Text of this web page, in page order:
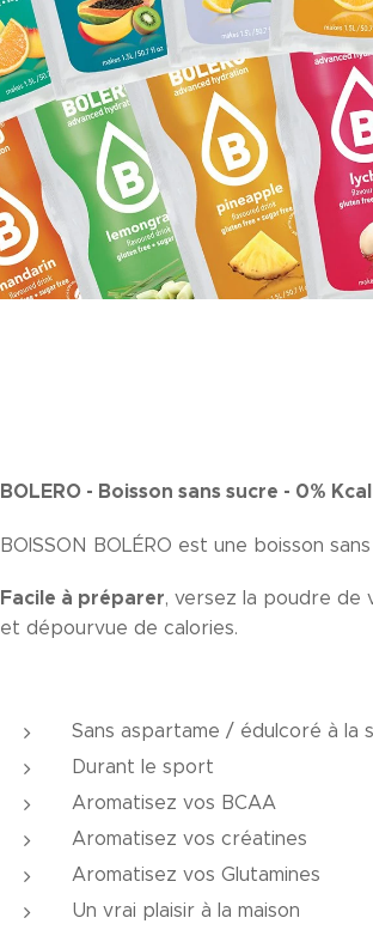
BOLERO - Boisson sans sucre - 0% Kcal
BOISSON BOLÉRO est une boisson
Facile à préparer, versez la poudre de
et dépourvue de calories.
Sans aspartame / édulcoré à la
Durant le sport
Aromatisez vos BCAA
Aromatisez vos créatines
Aromatisez vos Glutamines
Un vrai plaisir à la maison